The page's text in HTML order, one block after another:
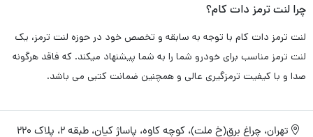
گارانتیمی کنیم.
لنت ترمز عقب میتسوبیشی گالانت
تامین شده در لنت ترمز دات کام
به صورت تضمینیفاقد هرگونه سوت کشیدن و صدا اضافی
می باشد. و
و تولید شده است.
چرا لنت ترمز دات کام؟
لنت ترمز دات کام با توجه به سابقه و تخصص خود در حوزه لنت ترمز، یک
لنت ترمز مناسب برای خودرو شما را به شما پیشنهاد میکند. که فاقد هرگونه
صدا و با کیفیت ترمزگیری عالی و همچنین ضمانت کتبی می باشد.
تهران، چراغ برق(خ ملت)، کوچه کاوه، پاساژ کیان، طبقه 2، پلاک 220